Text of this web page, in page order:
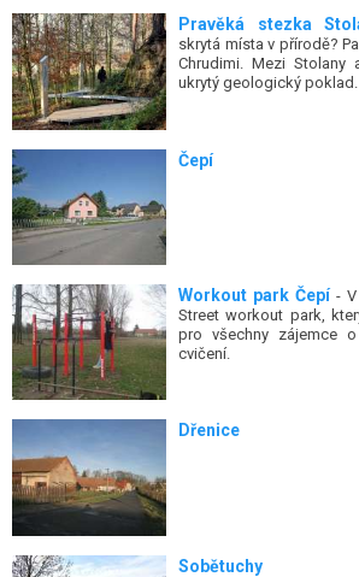
Pravěká stezka
skrytá místa v přírodě?
Chrudimi. Mezi Stolany
ukrytý geologický poklad.
Čepí
Workout park Čepí -
Street workout park,
pro všechny zájemce
cvičení.
Dřenice
Sobětuchy